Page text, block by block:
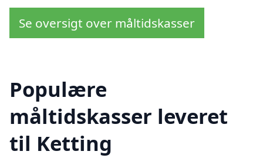
Se oversigt over måltidskasser
Populære
måltidskasser leveret
til Ketting